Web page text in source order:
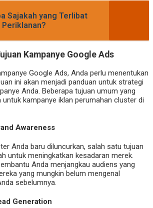
Sajakah yang Terlibat
Kampanye Google Ads
Google Ads, Anda perlu menentukan
ini akan menjadi panduan untuk strategi
Anda. Beberapa tujuan umum yang
kampanye iklan perumahan cluster di
Awareness
Anda baru diluncurkan, salah satu tujuan
untuk meningkatkan kesadaran merek.
Anda menjangkau audiens yang
yang mungkin belum mengenal
sebelumnya.
Generation